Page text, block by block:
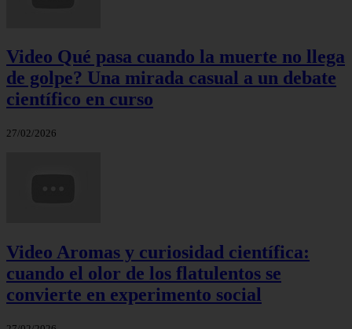
Video Qué pasa cuando la muerte no llega
de golpe? Una mirada casual a un debate
científico en curso
27/02/2026
Video Aromas y curiosidad científica:
cuando el olor de los flatulentos se
convierte en experimento social